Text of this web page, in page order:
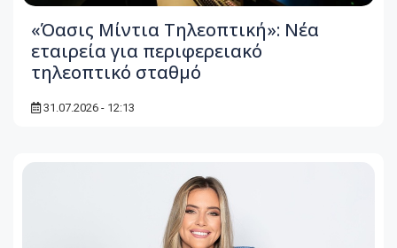
«Όασις Μίντια Τηλεοπτική»: Νέα
εταιρεία για περιφερειακό
τηλεοπτικό σταθμό
31.07.2026 - 12:13